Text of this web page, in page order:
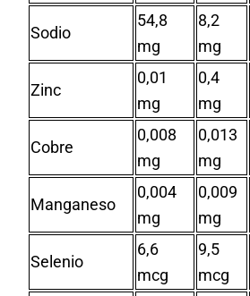
Sodio
54,8
mg
8,2
mg
Zinc
0,01
mg
0,4
mg
Cobre
0,008
mg
0,013
mg
Manganeso
0,004
mg
0,009
mg
Selenio
6,6
mcg
9,5
mcg